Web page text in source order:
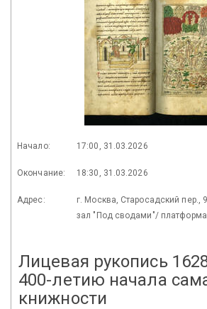
Начало: 17:00, 31.03.2026
Окончание: 18:30, 31.03.2026
Адрес:
г. Москва, Старосадский пер.,
зал "Под сводами"/
Лицевая рукопись
400-летию начала
книжности